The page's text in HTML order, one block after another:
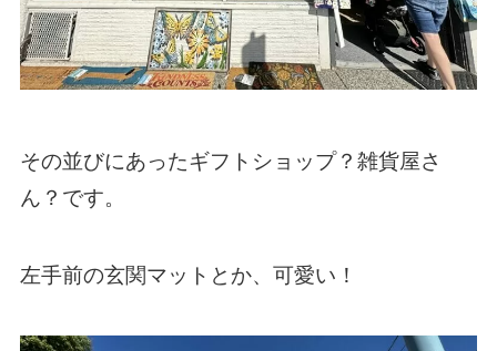
その並びにあったギフトショップ？雑貨屋さ
ん？です。
左手前の玄関マットとか、可愛い！